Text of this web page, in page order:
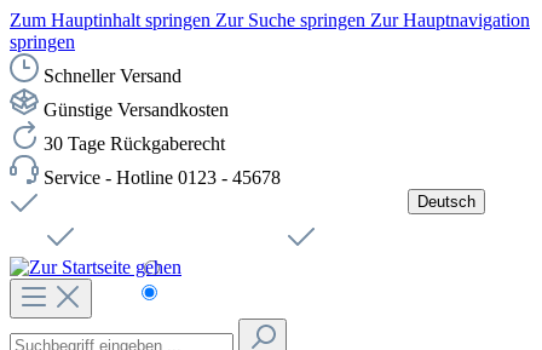
Zum Hauptinhalt springen Zur Suche springen Zur Hauptnavigation
springen
Schneller Versand
Günstige Versandkosten
30 Tage Rückgaberecht
Service - Hotline 0123 - 45678
Deutsch
Čeština